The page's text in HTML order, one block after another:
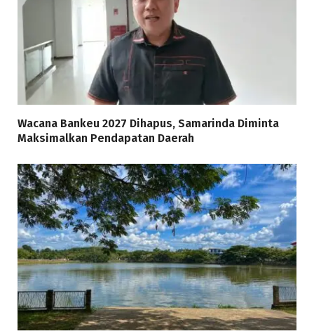
Wacana Bankeu 2027 Dihapus, Samarinda Diminta
Maksimalkan Pendapatan Daerah